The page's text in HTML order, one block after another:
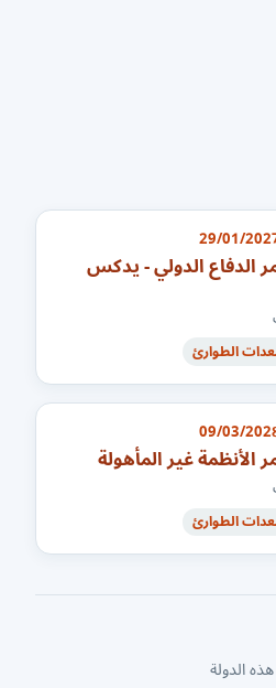
الدولي - يدكس
الطوارئ
غير المأهولة
الطوارئ
الدولة